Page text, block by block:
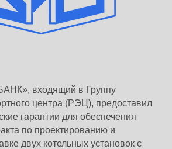
входящий в Группу
центра (РЭЦ), предоставил
гарантии для обеспечения
по проектированию и
двух котельных установок с